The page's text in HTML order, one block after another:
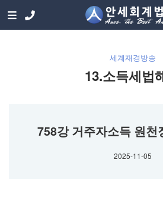
세계재경방송
13.소득세법
758강 거주자소득 원천
2025-11-05